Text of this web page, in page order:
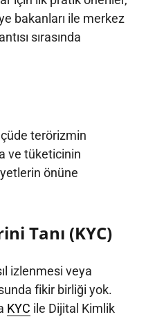
bakanları ile merkez
sırasında
terörizmin
ve tüketicinin
önüne
Tanı (KYC)
izlenmesi veya
fikir birliği yok.
KYC ile Dijital Kimlik